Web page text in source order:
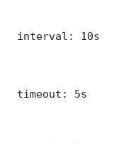
interval: 10s
timeout: 5s